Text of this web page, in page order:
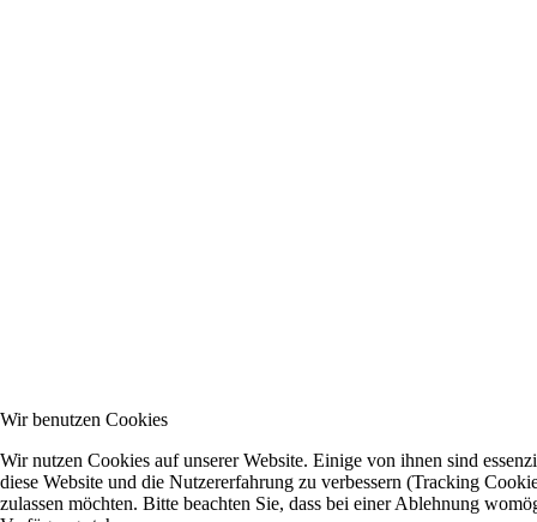
Wir benutzen Cookies
Wir nutzen Cookies auf unserer Website. Einige von ihnen sind
diese Website und die Nutzererfahrung zu verbessern (Tracking
zulassen möchten. Bitte beachten Sie, dass bei einer Ablehnung